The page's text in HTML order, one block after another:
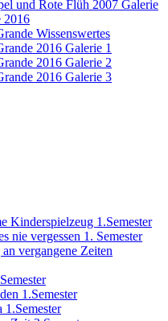
und Rote Flüh 2007 Galerie
2016
Wissenswertes
2016 Galerie 1
2016 Galerie 2
2016 Galerie 3
Kinderspielzeug 1.Semester
nie vergessen 1. Semester
vergangene Zeiten
1.Semester
1.Semester